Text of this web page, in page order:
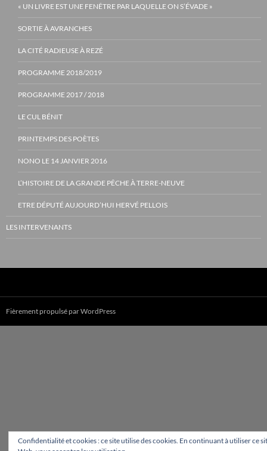
« UN LIVRE EST UNE FENÊTRE PAR LAQUELLE ON S’ÉVADE »
SORTIE À AVRANCHES
LA CITÉ RADIEUSE À REZÉ
PROGRAMME 2018/2019
PROGRAMME 2017 / 2018
LE CUL BÉNIT
PRINTEMPS DES POÈTES
NONO LE 14 JANVIER 2016
L’HISTOIRE DE LA GRANDE PÊCHE À TERRE-NEUVE
ETRE DÉPUTÉ AUJOURD’HUI HERVÉ PELLOIS
LES INTERVENANTS
Fièrement propulsé par WordPress
Confidentialité et cookies : ce site utilise des cookies. En continuant à utiliser ce